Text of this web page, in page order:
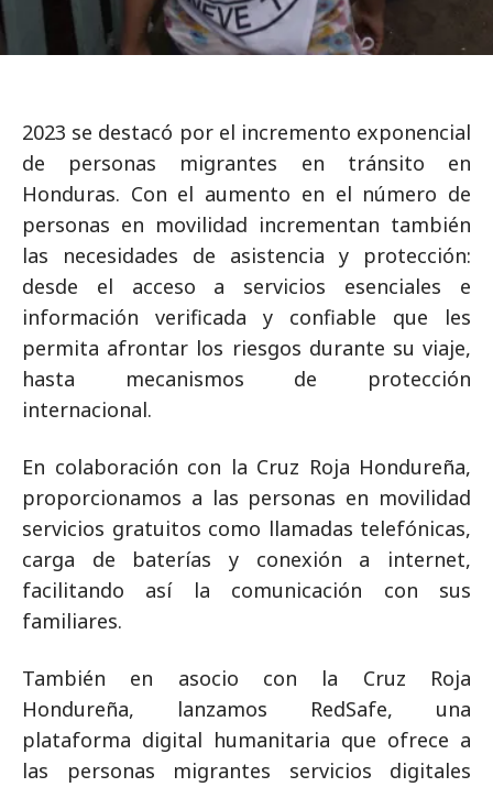
2023 se destacó por el incremento exponencial
de personas migrantes en tránsito en
Honduras. Con el aumento en el número de
personas en movilidad incrementan también
las necesidades de asistencia y protección:
desde el acceso a servicios esenciales e
información verificada y confiable que les
permita afrontar los riesgos durante su viaje,
hasta mecanismos de protección
internacional.
En colaboración con la Cruz Roja Hondureña,
proporcionamos a las personas en movilidad
servicios gratuitos como llamadas telefónicas,
carga de baterías y conexión a internet,
facilitando así la comunicación con sus
familiares.
También en asocio con la Cruz Roja
Hondureña, lanzamos RedSafe, una
plataforma digital humanitaria que ofrece a
las personas migrantes servicios digitales